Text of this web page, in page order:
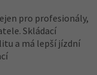
pro profesionály,
Skládací
a má lepší jízdní